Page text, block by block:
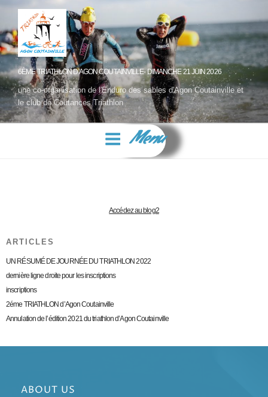
6ÈME TRIATHLON D'AGON COUTAINVILLE- DIMANCHE 21 JUIN 2026
une co-organisation de l'Enduro des sables d'Agon Coutainville et
le club de Coutances Triathlon
Menu
Accédez au blog2
ARTICLES
UN RÉSUMÉ DE JOURNÉE DU TRIATHLON 2022
dernière ligne droite pour les inscriptions
inscriptions
2éme TRIATHLON d’Agon Coutainville
Annulation de l’édition 2021 du triathlon d’Agon Coutainville
ABOUT US